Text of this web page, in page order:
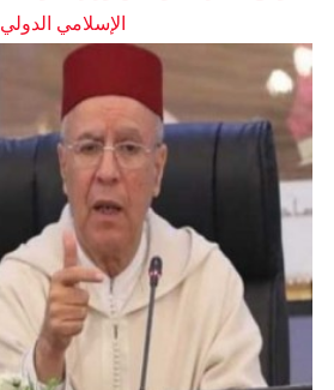
الإسلامي الدولي